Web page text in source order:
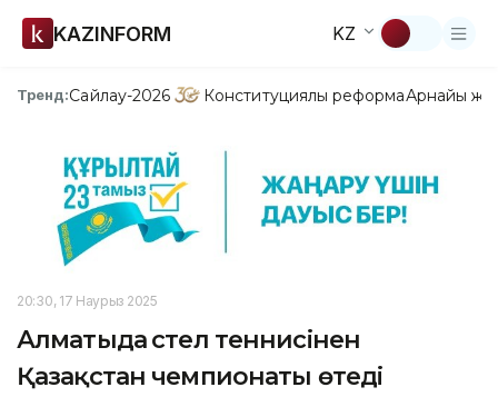
KAZINFORM KZ
Тренд:Сайлау-2026 Конституциялық реформаАрнайы
20:30, 17 Наурыз 2025
Алматыда үстел теннисінен
Қазақстан чемпионаты өтеді